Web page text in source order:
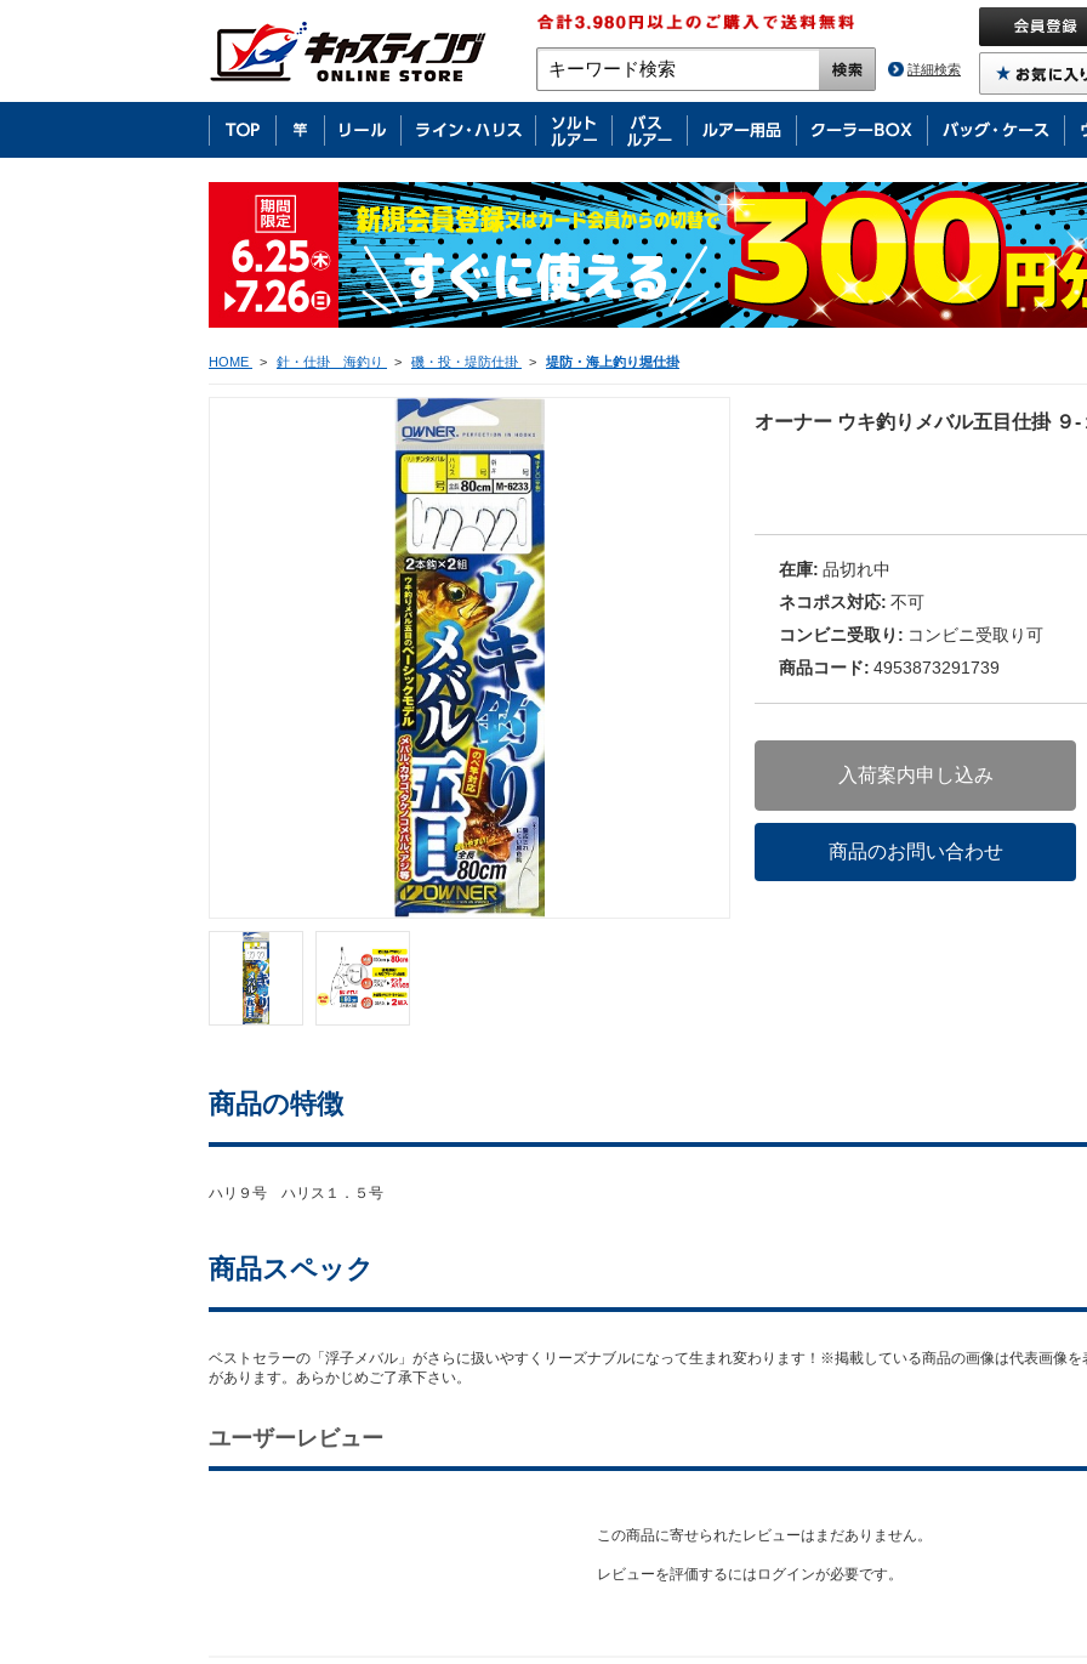
詳細検索
HOME > 針・仕掛 海釣り > 磯・投・堤防仕掛 > 堤防・海上釣り堀仕掛
オーナー ウキ釣りメバル五目仕掛 ９-
在庫: 品切れ中
ネコポス対応: 不可
コンビニ受取り: コンビニ受取り可
商品コード: 4953873291739
入荷案内申し込み
商品のお問い合わせ
商品の特徴
ハリ９号 ハリス１．５号
商品スペック
ベストセラーの「浮子メバル」がさらに扱いやすくリーズナブルになって生まれ変わります！※掲載している商品の画像は代表画像
があります。あらかじめご了承下さい。
ユーザーレビュー
この商品に寄せられたレビューはまだありません。
レビューを評価するには ログインが必要です。